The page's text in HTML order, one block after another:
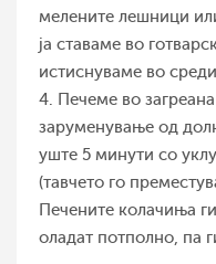
мелените лешници
ја ставаме во
истиснуваме во
4. Печеме во
заруменување од
уште 5 минути со
(тавчето го
Печените колачиња
оладат потполно, па